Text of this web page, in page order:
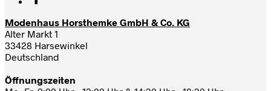
Modenhaus Horsthemke GmbH & Co. KG
Alter Markt 1
33428 Harsewinkel
Deutschland
Öffnungszeiten